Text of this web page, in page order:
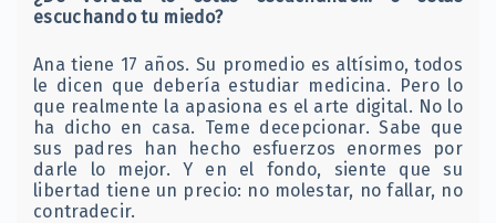
escuchando tu miedo?
Ana tiene 17 años. Su promedio es altísimo, todos
le dicen que debería estudiar medicina. Pero lo
que realmente la apasiona es el arte digital. No lo
ha dicho en casa. Teme decepcionar. Sabe que
sus padres han hecho esfuerzos enormes por
darle lo mejor. Y en el fondo, siente que su
libertad tiene un precio: no molestar, no fallar, no
contradecir.